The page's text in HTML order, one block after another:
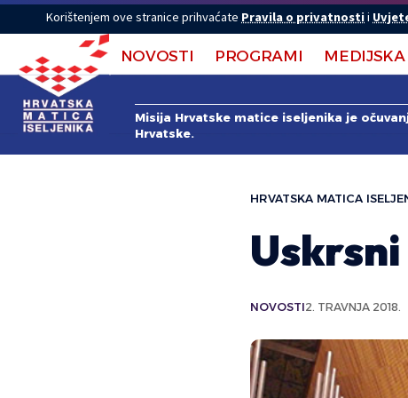
Korištenjem ove stranice prihvaćate Pravila o privatnostii
NOVOSTI PROGRAMI
Misija Hrvatske matice iseljenika je
Hrvatske.
HRVATSKA MATICA
NOVOSTI2. TRAVNJA 2018.